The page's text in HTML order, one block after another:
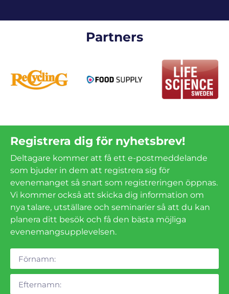
Partners
Registrera dig för nyhetsbrev!
Deltagare kommer att få ett e-postmeddelande
som bjuder in dem att registrera sig för
evenemanget så snart som registreringen öppnas.
Vi kommer också att skicka dig information om
nya talare, utställare och seminarier så att du kan
planera ditt besök och få den bästa möjliga
evenemangsupplevelsen.